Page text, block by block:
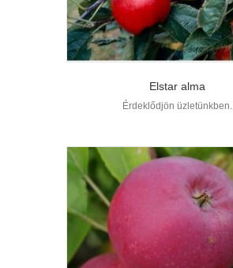
Elstar alma
Érdeklődjön üzletünkben.